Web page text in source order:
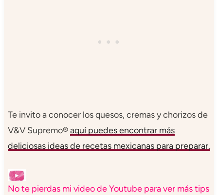
Te invito a conocer los quesos, cremas y chorizos de
V&V Supremo®aquí puedes encontrar más
deliciosas ideas de recetas mexicanas para preparar.
No te pierdas mi video de Youtube para ver más tips